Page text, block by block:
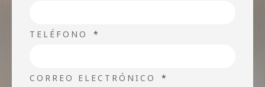
TELÉFONO
CORREO ELECTRÓNICO